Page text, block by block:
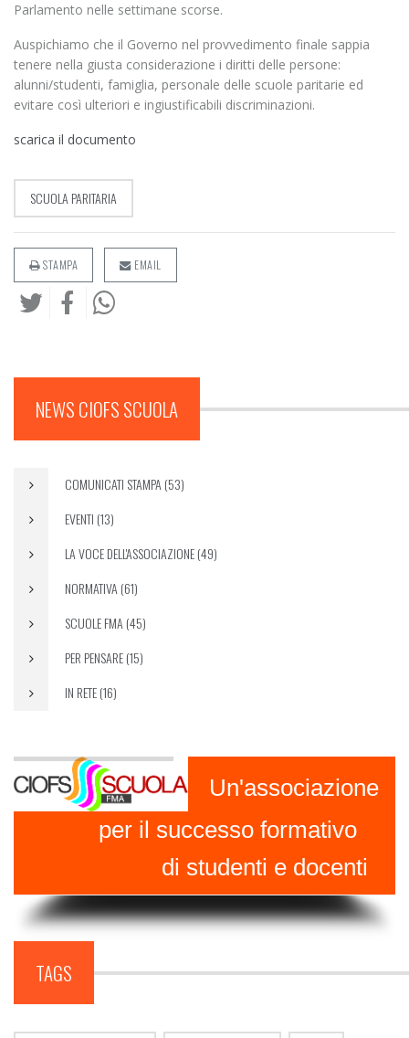
Parlamento nelle settimane scorse.
Auspichiamo che il Governo nel provvedimento finale sappia
tenere nella giusta considerazione i diritti delle persone:
alunni/studenti, famiglia, personale delle scuole paritarie ed
evitare così ulteriori e ingiustificabili discriminazioni.
scarica il documento
SCUOLA PARITARIA
STAMPA EMAIL
NEWS CIOFS SCUOLA
COMUNICATI STAMPA (53)
EVENTI (13)
LA VOCE DELL'ASSOCIAZIONE (49)
NORMATIVA (61)
SCUOLE FMA (45)
PER PENSARE (15)
IN RETE (16)
Un'associazione
per il successo formativo
di studenti e docenti
TAGS